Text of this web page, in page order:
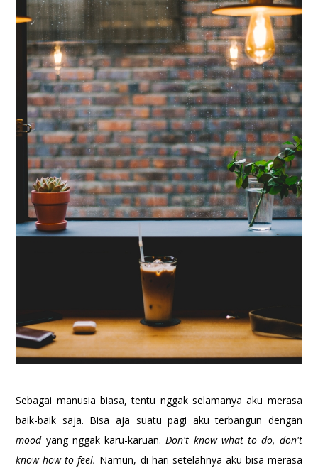
Sebagai manusia biasa, tentu nggak selamanya aku merasa
baik-baik saja. Bisa aja suatu pagi aku terbangun dengan
mood yang nggak karu-karuan.Don't know what to do, don't
know how to feel. Namun, di hari setelahnya aku bisa merasa